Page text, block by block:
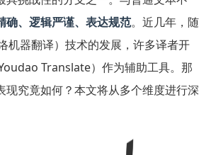
确、逻辑严谨、表达规范。近几年，随
机器翻译）技术的发展，许多译者开
Translate）作为辅助工具。那
现究竟如何？本文将从多个维度进行深